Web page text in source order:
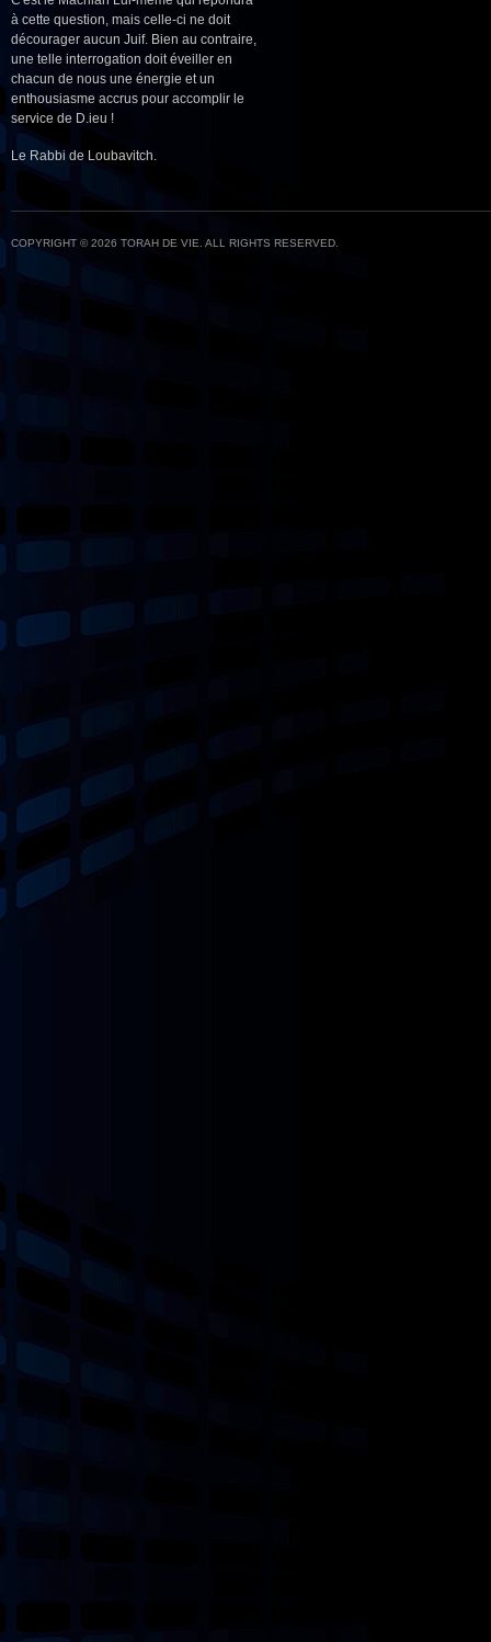
à cette question, mais celle-ci ne doit
décourager aucun Juif. Bien au contraire,
une telle interrogation doit éveiller en
chacun de nous une énergie et un
enthousiasme accrus pour accomplir le
service de D.ieu !
Le Rabbi de Loubavitch.
COPYRIGHT © 2026 TORAH DE VIE. ALL RIGHTS RESERVED.